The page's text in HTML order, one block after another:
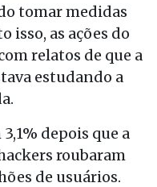
tomar medidas
isso, as ações do
relatos de que a
estudando a
depois que a
roubaram
de usuários.